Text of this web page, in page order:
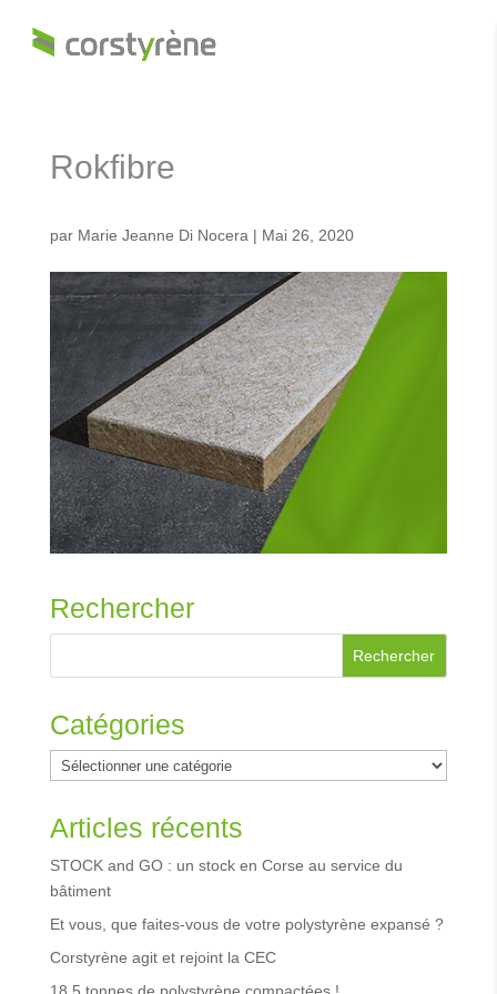
Rokfibre
par Marie Jeanne Di Nocera | Mai 26, 2020
Rechercher
Catégories
Catégories
Articles récents
STOCK and GO : un stock en Corse au service du
bâtiment
Et vous, que faites-vous de votre polystyrène expansé ?
Corstyrène agit et rejoint la CEC